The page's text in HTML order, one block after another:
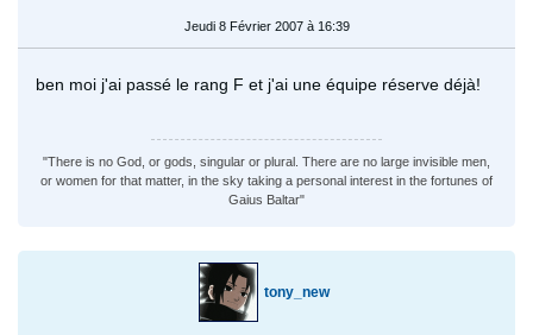
Jeudi 8 Février 2007 à 16:39
ben moi j'ai passé le rang F et j'ai une équipe réserve déjà!
"There is no God, or gods, singular or plural. There are no large invisible men,
or women for that matter, in the sky taking a personal interest in the fortunes of
Gaius Baltar"
tony_new